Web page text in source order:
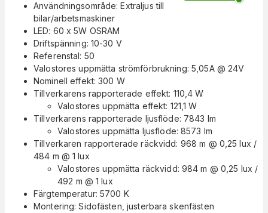
Användningsområde: Extraljus till
bilar/arbetsmaskiner
LED: 60 x 5W OSRAM
Driftspänning: 10-30 V
Referenstal: 50
Valostores uppmätta strömförbrukning: 5,05A @ 24V
Nominell effekt: 300 W
Tillverkarens rapporterade effekt: 110,4 W
Valostores uppmätta effekt: 121,1 W
Tillverkarens rapporterade ljusflöde: 7843 lm
Valostores uppmätta ljusflöde: 8573 lm
Tillverkaren rapporterade räckvidd: 968 m @ 0,25 lux /
484 m @ 1 lux
Valostores uppmätta räckvidd: 984 m @ 0,25 lux /
492 m @ 1 lux
Färgtemperatur: 5700 K
Montering: Sidofästen, justerbara skenfästen